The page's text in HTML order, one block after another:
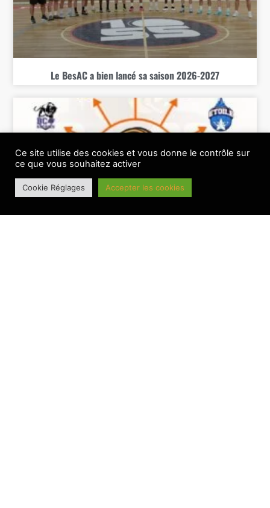
Le BesAC a bien lancé sa saison 2026-2027
Ce site utilise des cookies et vous donne le contrôle sur
ce que vous souhaitez activer
Cookie Réglages Accepter les cookies